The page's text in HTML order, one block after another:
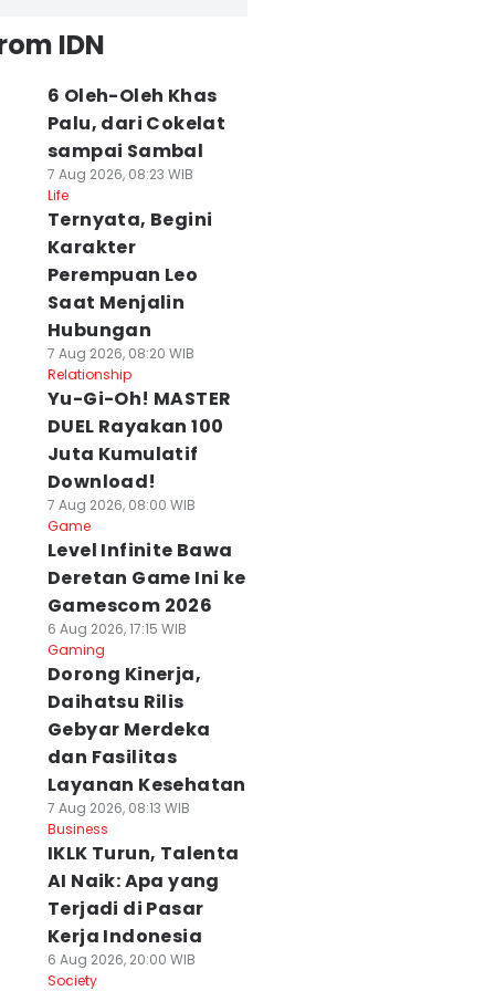
IDN
6 Oleh-Oleh Khas
Palu, dari Cokelat
sampai Sambal
7 Aug 2026, 08:23 WIB
Life
Ternyata, Begini
Karakter
Perempuan Leo
Saat Menjalin
Hubungan
7 Aug 2026, 08:20 WIB
Relationship
Yu-Gi-Oh! MASTER
DUEL Rayakan 100
Juta Kumulatif
Download!
7 Aug 2026, 08:00 WIB
Game
Level Infinite Bawa
Deretan Game Ini ke
Gamescom 2026
6 Aug 2026, 17:15 WIB
Gaming
Dorong Kinerja,
Daihatsu Rilis
Gebyar Merdeka
dan Fasilitas
Layanan Kesehatan
7 Aug 2026, 08:13 WIB
Business
IKLK Turun, Talenta
AI Naik: Apa yang
Terjadi di Pasar
Kerja Indonesia
6 Aug 2026, 20:00 WIB
Society